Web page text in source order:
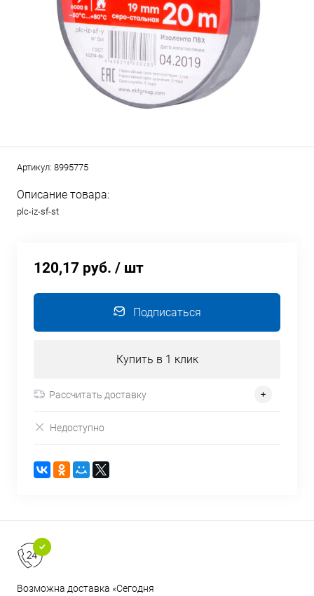
Артикул: 8995775
Описание товара:
plc-iz-sf-st
120,17 руб. / шт
Подписаться
Купить в 1 клик
Рассчитать доставку
Недоступно
Возможна доставка «Сегодня